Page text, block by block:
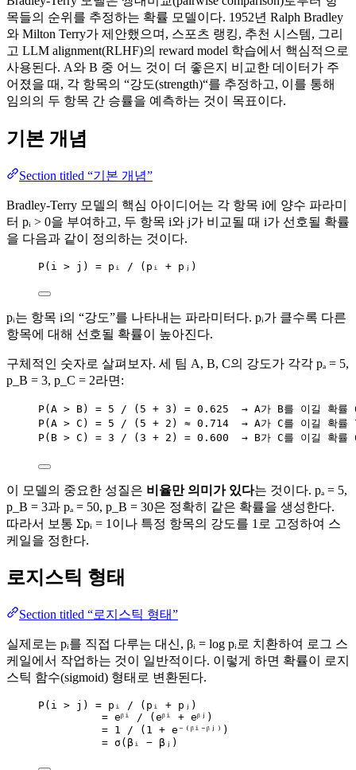
목들의 순위를 추정하는 확률 모델이다. 1952년 Ralph Bradley
와 Milton Terry가 제안했으며, 스포츠 랭킹, 추천 시스템, 그리
고 LLM alignment(RLHF)의 reward model 학습에서 핵심적으로
사용된다. A와 B 중 어느 것이 더 좋은지 비교한 데이터가 주
어졌을 때, 각 항목의 “강도(strength)“를 추정하고, 이를 통해
임의의 두 항목 간 승률을 예측하는 것이 목표이다.
기본 개념
Section titled “기본 개념”
Bradley-Terry 모델의 핵심 아이디어는 각 항목 i에 양수 파라미
터 pᵢ > 0을 부여하고, 두 항목 i와 j가 비교될 때 i가 선호될 확률
을 다음과 같이 정의하는 것이다.
P(i > j) = pᵢ / (pᵢ + pⱼ)
pᵢ는 항목 i의 “강도”를 나타내는 파라미터다. pᵢ가 클수록 다른
항목에 대해 선호될 확률이 높아진다.
구체적인 숫자로 살펴보자. 세 팀 A, B, C의 강도가 각각 pₐ = 5,
p_B = 3, p_C = 2라면:
P(A > B) = 5 / (5 + 3) = 0.625  → A가 B를 이길 확률
P(A > C) = 5 / (5 + 2) ≈ 0.714  → A가 C를 이길 확률
P(B > C) = 3 / (3 + 2) = 0.600  → B가 C를 이길 확률
이 모델의 중요한 성질은 비율만 의미가 있다는 것이다. pₐ = 5,
p_B = 3과 pₐ = 50, p_B = 30은 정확히 같은 확률을 생성한다.
따라서 보통 Σpᵢ = 1이나 특정 항목의 강도를 1로 고정하여 스
케일을 정한다.
로지스틱 형태
Section titled “로지스틱 형태”
실제로는 pᵢ를 직접 다루는 대신, βᵢ = log pᵢ로 치환하여 로그 스
케일에서 작업하는 것이 일반적이다. 이렇게 하면 확률이 로지
스틱 함수(sigmoid) 형태로 변환된다.
P(i > j) = pᵢ / (pᵢ + pⱼ)
= eᵝⁱ / (eᵝⁱ + eᵝʲ)
= 1 / (1 + e⁻⁽ᵝⁱ⁻ᵝʲ⁾)
= σ(βᵢ − βⱼ)